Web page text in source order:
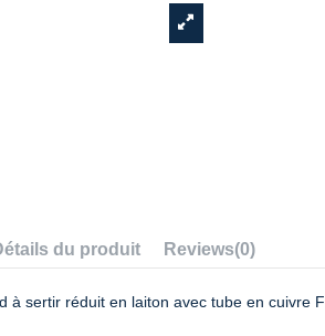
du produit Reviews(0)
à sertir réduit en laiton avec tube en cuivre